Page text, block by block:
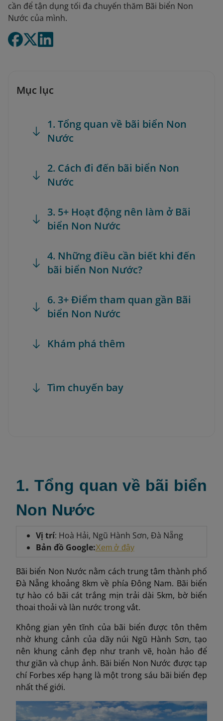
cần để tận dụng tối đa chuyến thăm Bãi biển Non
Nước của mình.​
Mục lục
1. Tổng quan về bãi biển Non
Nước
2. Cách đi đến bãi biển Non
Nước
3. 5+ Hoạt động nên làm ở Bãi
biển Non Nước
4. Những điều cần biết khi đến
bãi biển Non Nước?
6. 3+ Điểm tham quan gần Bãi
biển Non Nước
Khám phá thêm
Tìm chuyến bay
1. Tổng quan về bãi biển
Non Nước
Vị trí: Hoà Hải, Ngũ Hành Sơn, Đà Nẵng
Bản đồ Google:Xem ở đây
Bãi biển Non Nước nằm cách trung tâm thành phố
Đà Nẵng khoảng 8km về phía Đông Nam. Bãi biển
tự hào có bãi cát trắng mịn trải dài 5km, bờ biển
thoai thoải và làn nước trong vắt.
Không gian yên tĩnh của bãi biển được tôn thêm
nhờ khung cảnh của dãy núi Ngũ Hành Sơn, tạo
nên khung cảnh đẹp như tranh vẽ, hoàn hảo để
thư giãn và chụp ảnh. Bãi biển Non Nước được tạp
chí Forbes xếp hạng là một trong sáu bãi biển đẹp
nhất thế giới.